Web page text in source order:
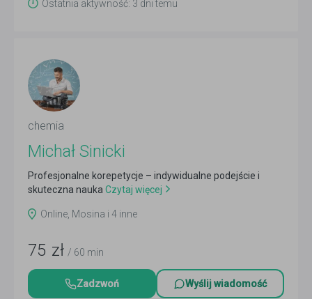
Ostatnia aktywność: 3 dni temu
chemia
Michał Sinicki
Profesjonalne korepetycje – indywidualne podejście i
skuteczna nauka Czytaj więcej
Online, Mosina i 4 inne
75 zł / 60 min
Zadzwoń Wyślij wiadomość